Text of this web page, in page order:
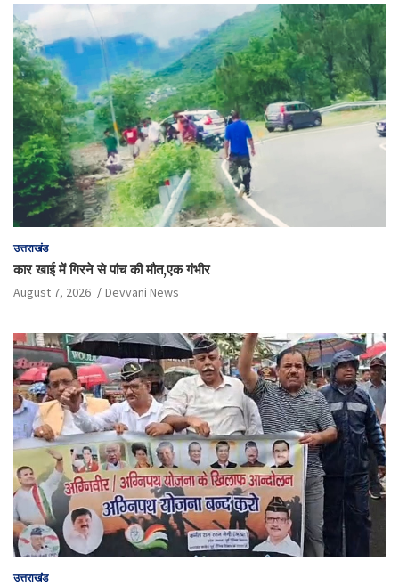
उत्तराखंड
कार खाई में गिरने से पांच की मौत,एक गंभीर
August 7, 2026 Devvani News
उत्तराखंड